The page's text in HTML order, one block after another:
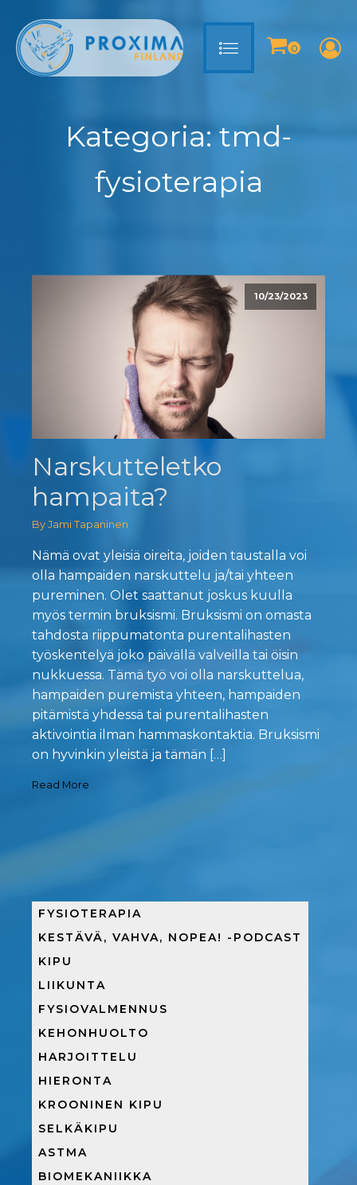
Kategoria: tmd-
fysioterapia
10/23/2023
Narskutteletko
hampaita?
By Jami Tapaninen
Nämä ovat yleisiä oireita, joiden taustalla voi
olla hampaiden narskuttelu ja/tai yhteen
pureminen. Olet saattanut joskus kuulla
myös termin bruksismi. Bruksismi on omasta
tahdosta riippumatonta purentalihasten
työskentelyä joko päivällä valveilla tai öisin
nukkuessa. Tämä työ voi olla narskuttelua,
hampaiden puremista yhteen, hampaiden
pitämistä yhdessä tai purentalihasten
aktivointia ilman hammaskontaktia. Bruksismi
on hyvinkin yleistä ja tämän […]
Read More
FYSIOTERAPIA
KESTÄVÄ, VAHVA, NOPEA! -PODCAST
KIPU
LIIKUNTA
FYSIOVALMENNUS
KEHONHUOLTO
HARJOITTELU
HIERONTA
KROONINEN KIPU
SELKÄKIPU
ASTMA
BIOMEKANIIKKA